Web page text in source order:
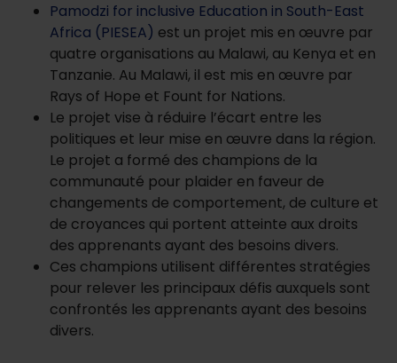
Pamodzi for inclusive Education in South-East
Africa (PIESEA) est un projet mis en œuvre par
quatre organisations au Malawi, au Kenya et en
Tanzanie. Au Malawi, il est mis en œuvre par
Rays of Hope et Fount for Nations.
Le projet vise à réduire l’écart entre les
politiques et leur mise en œuvre dans la région.
Le projet a formé des champions de la
communauté pour plaider en faveur de
changements de comportement, de culture et
de croyances qui portent atteinte aux droits
des apprenants ayant des besoins divers.
Ces champions utilisent différentes stratégies
pour relever les principaux défis auxquels sont
confrontés les apprenants ayant des besoins
divers.